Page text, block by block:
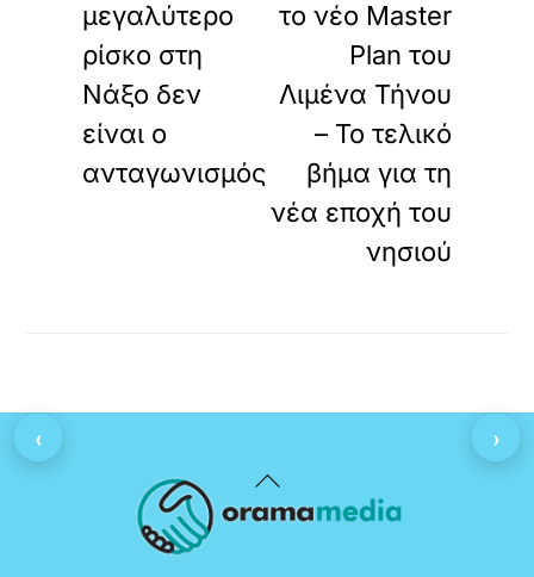
μεγαλύτερο
ρίσκο στη
Νάξο δεν
είναι ο
ανταγωνισμός
το νέο Master
Plan του
Λιμένα Τήνου
– Το τελικό
βήμα για τη
νέα εποχή του
νησιού
Back
To
‹ ›